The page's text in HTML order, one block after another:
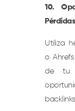
10.
Utiliza
o
de tu